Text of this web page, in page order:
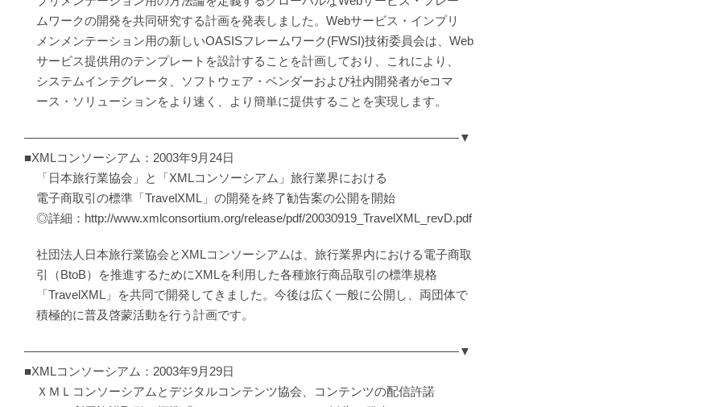
ムワークの開発を共同研究する計画を発表しました。Webサービス・インプリ
メンメンテーション用の新しいOASISフレームワーク(FWSI)技術委員会は、Web
サービス提供用のテンプレートを設計することを計画しており、これにより、
システムインテグレータ、ソフトウェア・ベンダーおよび社内開発者がeコマ
ース・ソリューションをより速く、より簡単に提供することを実現します。
――――――――――――――――――――――――――――――――――――▼
■XMLコンソーシアム：2003年9月24日
「日本旅行業協会」と「XMLコンソーシアム」旅行業界における
電子商取引の標準「TravelXML」の開発を終了勧告案の公開を開始
◎詳細：http://www.xmlconsortium.org/release/pdf/20030919_TravelXML_revD.pdf
社団法人日本旅行業協会とXMLコンソーシアムは、旅行業界内における電子商取
引（BtoB）を推進するためにXMLを利用した各種旅行商品取引の標準規格
「TravelXML」を共同で開発してきました。今後は広く一般に公開し、両団体で
積極的に普及啓蒙活動を行う計画です。
――――――――――――――――――――――――――――――――――――▼
■XMLコンソーシアム：2003年9月29日
ＸＭＬコンソーシアムとデジタルコンテンツ協会、コンテンツの配信許諾